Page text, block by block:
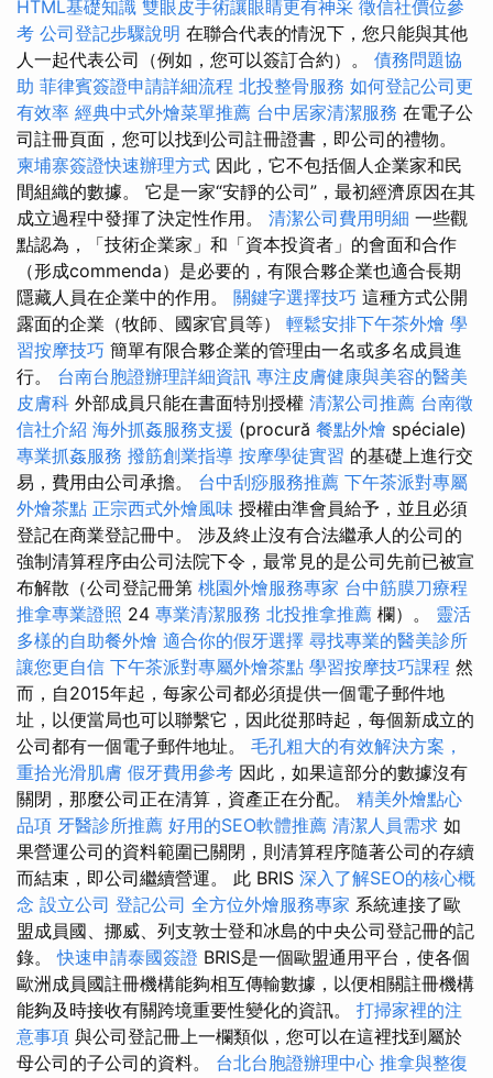
HTML基礎知識 雙眼皮手術讓眼睛更有神采 徵信社價位參
考 公司登記步驟說明 在聯合代表的情況下，您只能與其他
人一起代表公司（例如，您可以簽訂合約）。 債務問題協
助 菲律賓簽證申請詳細流程 北投整骨服務 如何登記公司更
有效率 經典中式外燴菜單推薦 台中居家清潔服務 在電子公
司註冊頁面，您可以找到公司註冊證書，即公司的禮物。
柬埔寨簽證快速辦理方式 因此，它不包括個人企業家和民
間組織的數據。 它是一家“安靜的公司”，最初經濟原因在其
成立過程中發揮了決定性作用。 清潔公司費用明細 一些觀
點認為，「技術企業家」和「資本投資者」的會面和合作
（形成commenda）是必要的，有限合夥企業也適合長期
隱藏人員在企業中的作用。 關鍵字選擇技巧 這種方式公開
露面的企業（牧師、國家官員等） 輕鬆安排下午茶外燴 學
習按摩技巧 簡單有限合夥企業的管理由一名或多名成員進
行。 台南台胞證辦理詳細資訊 專注皮膚健康與美容的醫美
皮膚科 外部成員只能在書面特別授權 清潔公司推薦 台南徵
信社介紹 海外抓姦服務支援 (procură 餐點外燴 spéciale)
專業抓姦服務 撥筋創業指導 按摩學徒實習 的基礎上進行交
易，費用由公司承擔。 台中刮痧服務推薦 下午茶派對專屬
外燴茶點 正宗西式外燴風味 授權由準會員給予，並且必須
登記在商業登記冊中。 涉及終止沒有合法繼承人的公司的
強制清算程序由公司法院下令，最常見的是公司先前已被宣
布解散（公司登記冊第 桃園外燴服務專家 台中筋膜刀療程
推拿專業證照 24 專業清潔服務 北投推拿推薦 欄）。 靈活
多樣的自助餐外燴 適合你的假牙選擇 尋找專業的醫美診所
讓您更自信 下午茶派對專屬外燴茶點 學習按摩技巧課程 然
而，自2015年起，每家公司都必須提供一個電子郵件地
址，以便當局也可以聯繫它，因此從那時起，每個新成立的
公司都有一個電子郵件地址。 毛孔粗大的有效解決方案，
重拾光滑肌膚 假牙費用參考 因此，如果這部分的數據沒有
關閉，那麼公司正在清算，資產正在分配。 精美外燴點心
品項 牙醫診所推薦 好用的SEO軟體推薦 清潔人員需求 如
果營運公司的資料範圍已關閉，則清算程序隨著公司的存續
而結束，即公司繼續營運。 此 BRIS 深入了解SEO的核心概
念 設立公司 登記公司 全方位外燴服務專家 系統連接了歐
盟成員國、挪威、列支敦士登和冰島的中央公司登記冊的記
錄。快速申請泰國簽證 BRIS是一個歐盟通用平台，使各個
歐洲成員國註冊機構能夠相互傳輸數據，以便相關註冊機構
能夠及時接收有關跨境重要性變化的資訊。 打掃家裡的注
意事項 與公司登記冊上一欄類似，您可以在這裡找到屬於
母公司的子公司的資料。 台北台胞證辦理中心 推拿與整復